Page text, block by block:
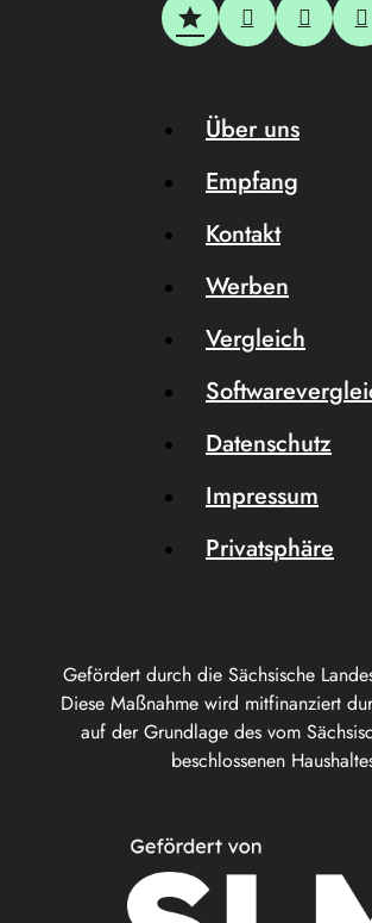
Gefördert durch die Sächsische
Diese Maßnahme wird mitfinanziert
auf der Grundlage des vom
beschlossenen
Über uns
Empfang
Kontakt
Werben
Vergleich
Datenschutz
Impressum
Privatsphäre